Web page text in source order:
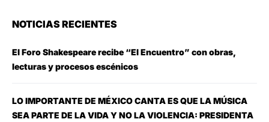
NOTICIAS RECIENTES
El Foro Shakespeare recibe “El Encuentro” con obras,
lecturas y procesos escénicos
LO IMPORTANTE DE MÉXICO CANTA ES QUE LA MÚSICA
SEA PARTE DE LA VIDA Y NO LA VIOLENCIA: PRESIDENTA